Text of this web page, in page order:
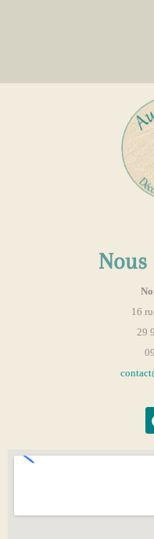
Nous
16
29